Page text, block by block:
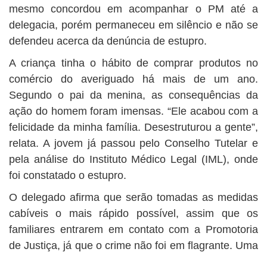
mesmo concordou em acompanhar o PM até a
delegacia, porém permaneceu em silêncio e não se
defendeu acerca da denúncia de estupro.
A criança tinha o hábito de comprar produtos no
comércio do averiguado há mais de um ano.
Segundo o pai da menina, as consequências da
ação do homem foram imensas. “Ele acabou com a
felicidade da minha família. Desestruturou a gente”,
relata. A jovem já passou pelo Conselho Tutelar e
pela análise do Instituto Médico Legal (IML), onde
foi constatado o estupro.
O delegado afirma que serão tomadas as medidas
cabíveis o mais rápido possível, assim que os
familiares entrarem em contato com a Promotoria
de Justiça, já que o crime não foi em flagrante. Uma